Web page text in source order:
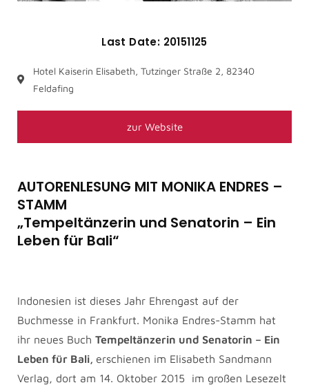
AUTORENLESUNG MIT MONIKA ENDRES –
STAMM
„Tempeltänzerin und Senatorin – Ein
Leben für Bali“
Indonesien ist dieses Jahr Ehrengast auf der
Buchmesse in Frankfurt. Monika Endres-Stamm hat
ihr neues Buch Tempeltänzerin und Senatorin – Ein
Leben für Bali, erschienen im Elisabeth Sandmann
Verlag, dort am 14. Oktober 2015 im großen Lesezelt
Last Date: 20151125
Hotel Kaiserin Elisabeth, Tutzinger Straße 2, 82340
Feldafing
zur Website